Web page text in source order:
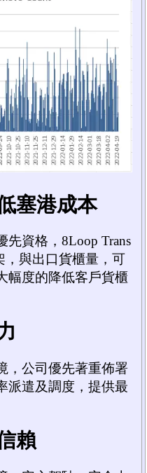
塞港成本
先資格，8Loop Trans
，與出口貨櫃量，可
幅度的降低客戶貨櫃
，公司優先著重佈署
派遣及調度，提供最
賴